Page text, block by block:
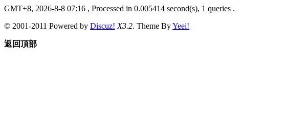
GMT+8, 2026-8-8 07:16 , Processed in 0.005414 second(s), 1 queries .
© 2001-2011 Powered by Discuz! X3.2. Theme ByYeei!
返回頂部